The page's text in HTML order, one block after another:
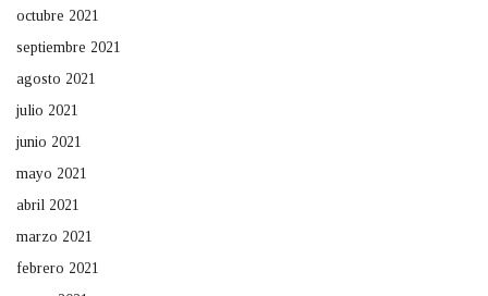
octubre 2021
septiembre 2021
agosto 2021
julio 2021
junio 2021
mayo 2021
abril 2021
marzo 2021
febrero 2021